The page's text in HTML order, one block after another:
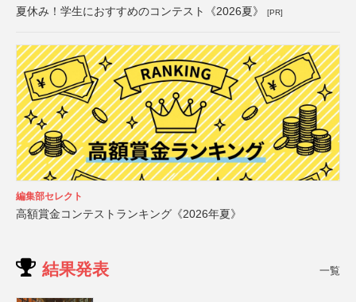
夏休み！学生におすすめのコンテスト《2026夏》 [PR]
編集部セレクト
高額賞金コンテストランキング《2026年夏》
結果発表 一覧